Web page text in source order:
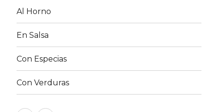
Al Horno
En Salsa
Con Especias
Con Verduras